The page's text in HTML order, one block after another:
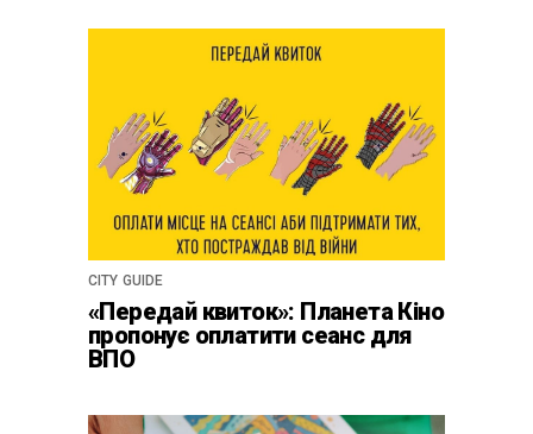
CITY GUIDE
«Передай квиток»: Планета Кіно
пропонує оплатити сеанс для
ВПО